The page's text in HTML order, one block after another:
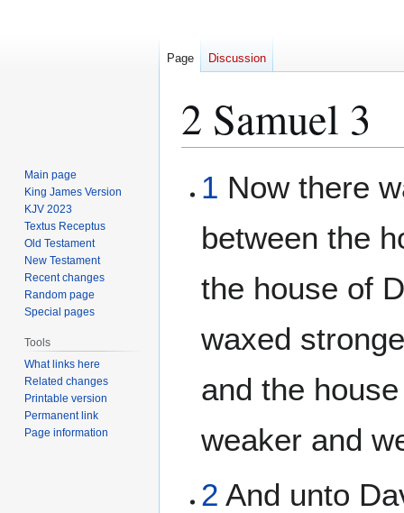
2 Samuel 3
toto
1 Now there
between the
the house of
waxed
and the
weaker and
2 And unto
Page Discussion
Main page
King James Version
KJV 2023
Textus Receptus
Old Testament
New Testament
Recent changes
Random page
Special pages
Tools
What links here
Related changes
Printable version
Permanent link
Page information